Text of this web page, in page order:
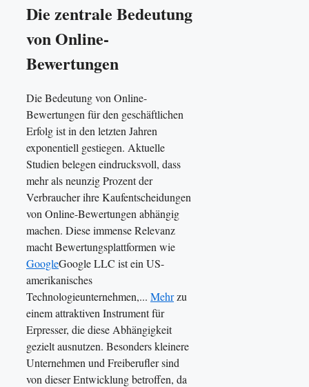
Die zentrale Bedeutung
von Online-
Bewertungen
Die Bedeutung von Online-
Bewertungen für den geschäftlichen
Erfolg ist in den letzten Jahren
exponentiell gestiegen. Aktuelle
Studien belegen eindrucksvoll, dass
mehr als neunzig Prozent der
Verbraucher ihre Kaufentscheidungen
von Online-Bewertungen abhängig
machen. Diese immense Relevanz
macht Bewertungsplattformen wie
GoogleGoogle LLC ist ein US-
amerikanisches
Technologieunternehmen,... Mehrzu
einem attraktiven Instrument für
Erpresser, die diese Abhängigkeit
gezielt ausnutzen. Besonders kleinere
Unternehmen und Freiberufler sind
von dieser Entwicklung betroffen, da